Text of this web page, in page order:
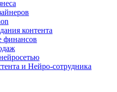
контента
финансов
и Нейро-сотрудника